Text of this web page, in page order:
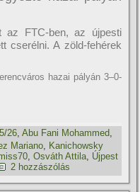
az FTC-ben, az újpesti
cserélni. A zöld-fehérek
hazai pályán 3–0-
26,Abu Fani Mohammed,
Mariano
Kanichowsky
,Osváth Attila Újpest
2 hozzászólás